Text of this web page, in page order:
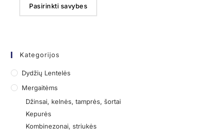
Pasirinkti savybes
Kategorijos
Dydžių Lentelės
Mergaitėms
Džinsai, kelnės, tamprės, šortai
Kepurės
Kombinezonai, striukės